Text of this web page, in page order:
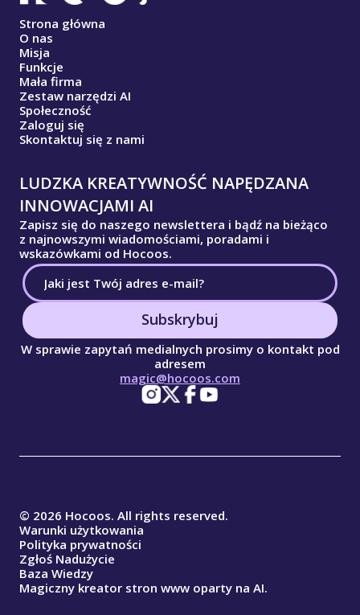
Strona główna
O nas
Misja
Funkcje
Mała firma
Zestaw narzędzi AI
Społeczność
Zaloguj się
Skontaktuj się z nami
LUDZKA KREATYWNOŚĆ NAPĘDZANA
INNOWACJAMI AI
Zapisz się do naszego newslettera i bądź na bieżąco
z najnowszymi wiadomościami, poradami i
wskazówkami od Hocoos.
Subskrybuj
W sprawie zapytań medialnych prosimy o kontakt pod
adresem
magic@hocoos.com
© 2026 Hocoos. All rights reserved.
Warunki użytkowania
Polityka prywatności
Zgłoś Nadużycie
Baza Wiedzy
Magiczny kreator stron www oparty na AI.